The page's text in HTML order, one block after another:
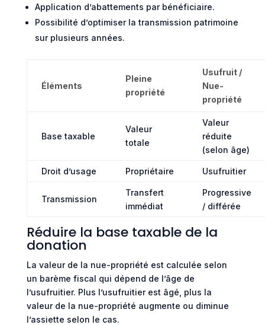
Application d’abattements par bénéficiaire.
Possibilité d’optimiser la transmission patrimoine
sur plusieurs années.
Éléments
Pleine
propriété
Usufruit /
Nue-
propriété
Base taxable
Valeur
totale
Valeur
réduite
(selon âge)
Droit d’usage Propriétaire Usufruitier
Transmission
Transfert
immédiat
Progressive
/ différée
Réduire la base taxable de la
donation
La valeur de la nue-propriété est calculée selon
un barème fiscal qui dépend de l’âge de
l’usufruitier. Plus l’usufruitier est âgé, plus la
valeur de la nue-propriété augmente ou diminue
l’assiette selon le cas.